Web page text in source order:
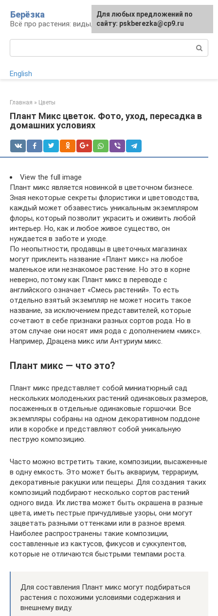
контенту
Берёзка
Всё про растения: виды, выращивание, уход
English
Главная » Цветы
Плант Микс цветок. Фото, уход, пересадка в
домашних условиях
View the full image
Плант микс является новинкой в цветочном бизнесе.
Зная некоторые секреты флористики и цветоводства,
каждый может обзавестись уникальным экземпляром
флоры, который позволит украсить и оживить любой
интерьер. Но, как и любое живое существо, он
нуждается в заботе и уходе.
По неопытности, продавцы в цветочных магазинах
могут приклеить название «Плант микс» на любое
маленькое или незнакомое растение. Но это в корне
неверно, потому как Плант микс в переводе с
английского означает «Смесь растений». То есть
отдельно взятый экземпляр не может носить такое
название, за исключением представителей, которые
сочетают в себе признаки разных сортов рода. Но в
этом случае они носят имя рода с дополнением «микс».
Например, Драцена микс или Антуриум микс.
Плант микс — что это?
Плант микс представляет собой миниатюрный сад
нескольких молоденьких растений одинаковых размеров,
посаженных в отдельные одинаковые горшочки. Все
экземпляры собраны на одном декоративном поддоне
или в коробке и представляют собой уникальную
пеструю композицию.
Часто можно встретить такие, композиции, высаженные
в одну емкость. Это может быть аквариум, террариум,
декоративные ракушки или пещеры. Для создания таких
композиций подбирают несколько сортов растений
одного вида. Их листва может быть окрашена в разные
цвета, иметь пестрые причудливые узоры, они могут
зацветать разными оттенками или в разное время.
Наиболее распространены такие композиции,
составленные из кактусов, фикусов и суккулентов,
которые не отличаются быстрыми темпами роста.
Для составления Плант микс могут подбираться
растения с похожими условиями содержания и
внешнему виду.
Для любых предложений по
сайту: pskberezka@cp9.ru